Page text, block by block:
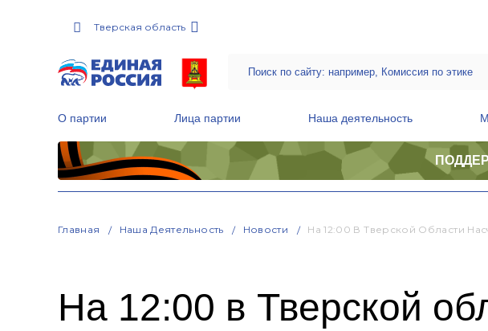
Тверская область
О партии Лица партии Наша деятельность
Главная Наша Деятельность Новости На 12:00 В Тверской Области
На 12:00 в Тверской